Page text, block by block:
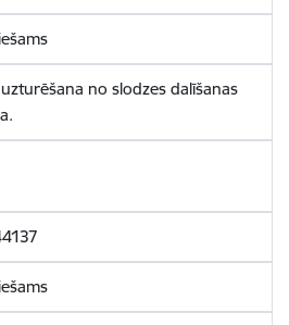
uzturēšana no slodzes dalīšanas